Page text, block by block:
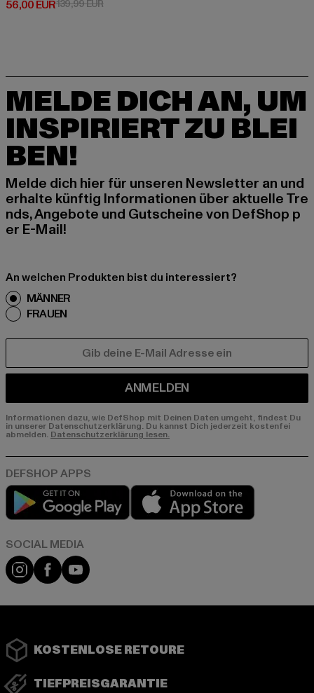
56,00 EUR
Derzeitiger Preis: 56,00 EUR
139,99 EURAktionspreis: 139,99 EUR
MELDE DICH AN, UM
INSPIRIERT ZU BLEI
BEN!
Melde dich hier für unseren Newsletter an und
erhalte künftig Informationen über aktuelle Tre
nds, Angebote und Gutscheine von DefShop p
er E-Mail!
An welchen Produkten bist du interessiert?
MÄNNER
FRAUEN
ANMELDEN
Informationen dazu, wie DefShop mit Deinen Daten umgeht, findest Du
in unserer Datenschutzerklärung. Du kannst Dich jederzeit kostenfei
abmelden. Datenschutzerklärung lesen.
Play market
Instagram
FacebookYouTube
KOSTENLOSE RETOURE
TIEFPREISGARANTIE